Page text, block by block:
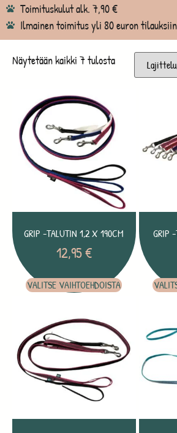
Toimituskulut alk. 7,90 €
Ilmainen toimitus yli 80 euron tilauksiin
Näytetään kaikki 7 tulosta
GRIP -TALUTIN 1,2 X 190CM
12,95€
VALITSE VAIHTOEHDOISTA
GRIP